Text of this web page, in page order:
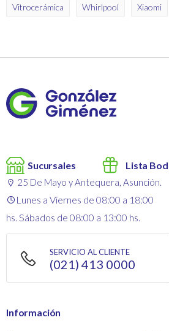
Vitrocerámica Whirlpool Xiaomi
Sucursales Lista
25 De Mayo y Antequera, Asunción.
Lunes a Viernes de 08:00 a 18:00
hs. Sábados de 08:00 a 13:00 hs.
SERVICIO AL CLIENTE
(021) 413 0000
Información